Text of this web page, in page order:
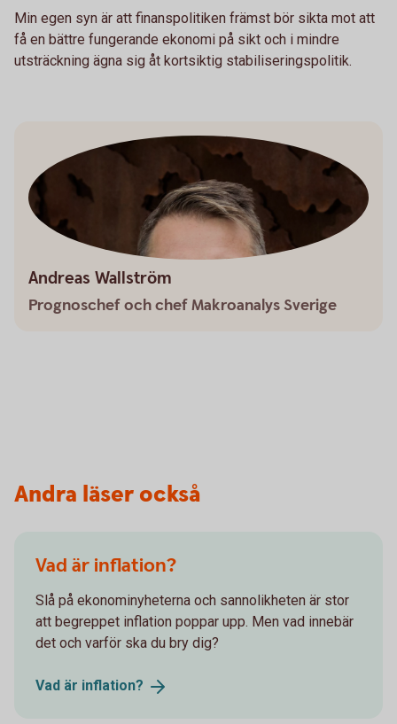
Min egen syn är att finanspolitiken främst bör sikta mot att
få en bättre fungerande ekonomi på sikt och i mindre
utsträckning ägna sig åt kortsiktig stabiliseringspolitik.
Andreas Wallström
Prognoschef och chef Makroanalys Sverige
Andra läser också
Vad är inflation?
Slå på ekonominyheterna och sannolikheten är stor
att begreppet inflation poppar upp. Men vad innebär
det och varför ska du bry dig?
Vad är inflation?